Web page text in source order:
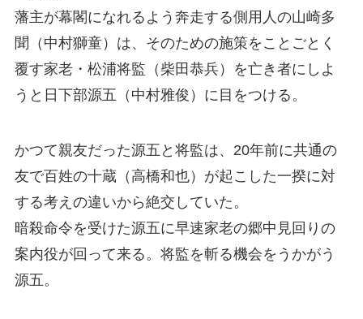
藩主が幕閣になれるよう奔走する側用人の山崎多
聞（中村獅童）は、そのための施策をことごとく
覆す家老・松浦将監（柴田恭兵）を亡き者にしよ
うと日下部源五（中村雅俊）に目をつける。
かつて親友だった源五と将監は、20年前に共通の
友で百姓の十蔵（高橋和也）が起こした一揆に対
する考えの違いから絶交していた。
暗殺命令を受けた源五に早速家老の郷中見回りの
案内役が回って来る。将監を斬る機会をうかがう
源五。